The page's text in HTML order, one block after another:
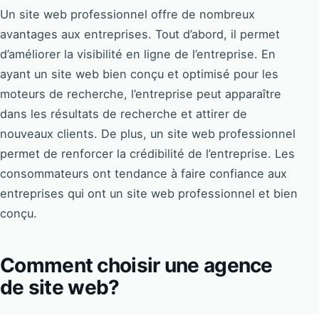
Un site web professionnel offre de nombreux
avantages aux entreprises. Tout d’abord, il permet
d’améliorer la visibilité en ligne de l’entreprise. En
ayant un site web bien conçu et optimisé pour les
moteurs de recherche, l’entreprise peut apparaître
dans les résultats de recherche et attirer de
nouveaux clients. De plus, un site web professionnel
permet de renforcer la crédibilité de l’entreprise. Les
consommateurs ont tendance à faire confiance aux
entreprises qui ont un site web professionnel et bien
conçu.
Comment choisir une agence
de site web?